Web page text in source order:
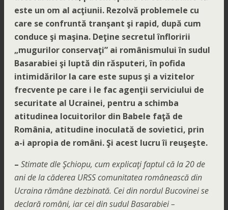
este un om al acţiunii. Rezolvă problemele cu
care se confruntă tranşant şi rapid, după cum
conduce şi maşina. Deţine secretul înfloririi
„mugurilor conservaţi” ai românismului în sudul
Basarabiei şi luptă din răsputeri, în pofida
intimidărilor la care este supus şi a vizitelor
frecvente pe care i le fac agenţii serviciului de
securitate al Ucrainei, pentru a schimba
atitudinea locuitorilor din Babele faţă de
România, atitudine inoculată de sovietici, prin
a-i apropia de români. Şi acest lucru îi reuşeşte.
– Stimate dle Şchiopu, cum explicaţi faptul că la 20 de
ani de la căderea URSS comunitatea românească din
Ucraina rămâne dezbinată. Cei din nordul Bucovinei se
declară români, iar cei din sudul Basarabiei –